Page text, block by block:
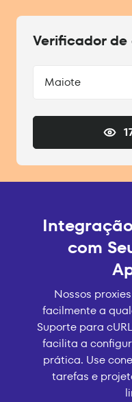
Verificador
Maiote
com
Nossos
facilmente a
Suporte para
facilita a
prática. Use
tarefas e